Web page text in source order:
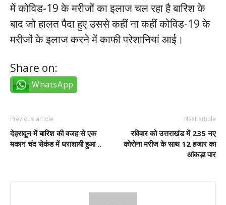
में कोविड-19 के मरीजों का इलाज चल रहा है बारिश के
बाद जो हालत पैदा हुए उससे कहीं ना कहीं कोविड-19 के
मरीजों के इलाज करने में काफी परेशानियां आई।
Share on:
WhatsApp
Previous article
देहरादून में बारिश की वजह से एक
मकान चंद सेकंड में धराशायी हुआ ..
Next article
रविवार को उत्तराखंड में 235 नए
कोरोना मरीज के साथ 12 हजार का
आंकड़ा पार